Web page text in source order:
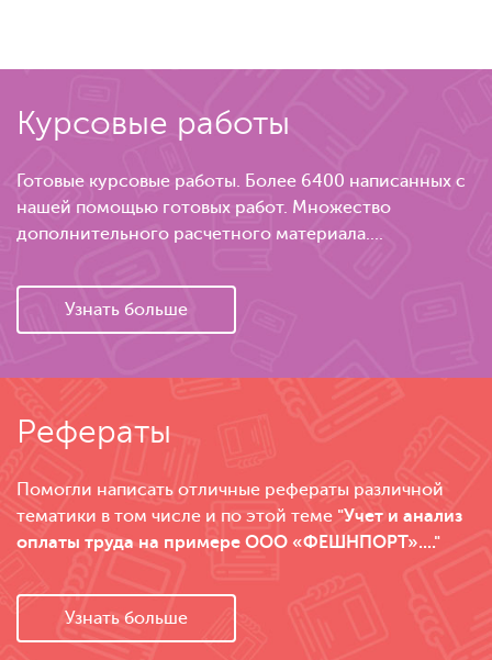
Курсовые работы
Готовые курсовые работы. Более 6400 написанных с
нашей помощью готовых работ. Множество
дополнительного расчетного материала....
Узнать больше
Рефераты
Помогли написать отличные рефераты различной
тематики в том числе и по этой теме "Учет и анализ
оплаты труда на примере ООО «ФЕШНПОРТ»...."
Узнать больше